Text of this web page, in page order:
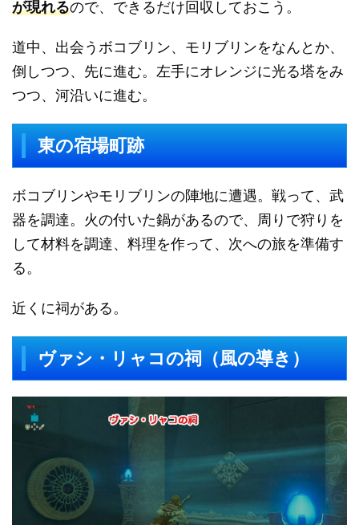
が現れるので、できるだけ回収しておこう。
道中、出会うボコブリン、モリブリンをなんとか、
倒しつつ、先に進む。左手にオレンジに光る塔をみ
つつ、河沿いに進む。
東の宿場町跡
ボコブリンやモリブリンの陣地に遭遇。戦って、武
器を調達。火の付いた鍋があるので、周りで狩りを
して材料を調達、料理を作って、次への旅を準備す
る。
近くに祠がある。
ヴァシ・リャコの祠（風の導き）